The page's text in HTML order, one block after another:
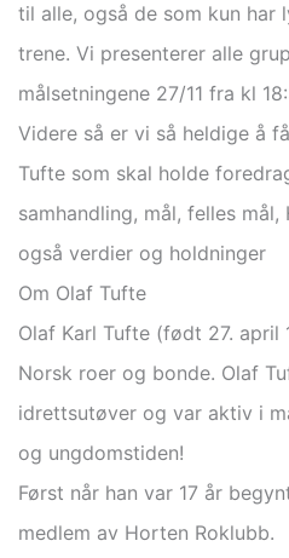
til alle, også de som kun
trene. Vi presenterer alle
målsetningene 27/11 fra kl
Videre så er vi så heldige å
Tufte som skal holde
samhandling, mål, felles
også verdier og holdninger
Om Olaf Tufte
Olaf Karl Tufte (født 27. april
Norsk roer og bonde. Olaf
idrettsutøver og var aktiv i
og ungdomstiden!
Først når han var 17 år
medlem av Horten Roklubb.